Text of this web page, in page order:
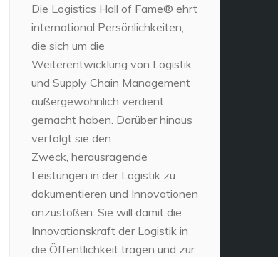
Die Logistics Hall of Fame® ehrt
international Persönlichkeiten,
die sich um die
Weiterentwicklung von Logistik
und Supply Chain Management
außergewöhnlich verdient
gemacht haben. Darüber hinaus
verfolgt sie den
Zweck, herausragende
Leistungen in der Logistik zu
dokumentieren und Innovationen
anzustoßen. Sie will damit die
Innovationskraft der Logistik in
die Öffentlichkeit tragen und zur